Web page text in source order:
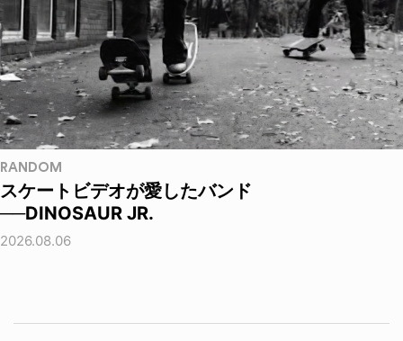
RANDOM
スケートビデオが愛したバンド
──DINOSAUR JR.
2026.08.06